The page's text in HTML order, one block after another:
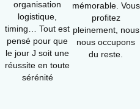
organisation
logistique,
timing… Tout est
pensé pour que
le jour J soit une
réussite en toute
sérénité
mémorable. Vous
profitez
pleinement, nous
nous occupons
du reste.